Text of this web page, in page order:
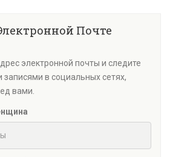
Почте
электронной почты и следите
в социальных сетях,
вами.